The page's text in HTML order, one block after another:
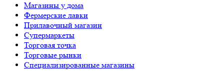
Магазины у дома
Фермерские лавки
Прилавочный магазин
Супермаркеты
Торговая точка
Торговые рынки
Специализированные магазины